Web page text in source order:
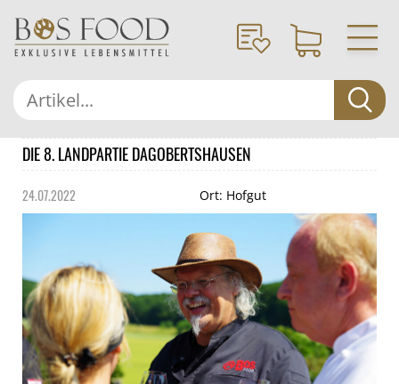
DIE 8. LANDPARTIE DAGOBERTSHAUSEN
24.07.2022 Ort: Hofgut